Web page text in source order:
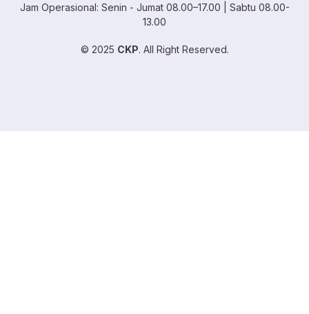
Jam Operasional: Senin - Jumat 08.00–17.00 | Sabtu 08.00-
13.00
© 2025 CKP. All Right Reserved.